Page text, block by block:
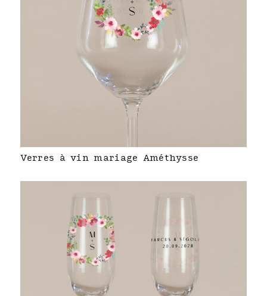
Verres à vin mariage Améthysse